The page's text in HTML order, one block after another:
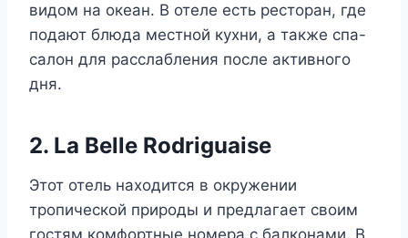
видом на океан. В отеле есть ресторан, где
подают блюда местной кухни, а также спа-
салон для расслабления после активного
дня.
2. La Belle Rodriguaise
Этот отель находится в окружении
тропической природы и предлагает своим
гостям комфортные номера с балконами. В